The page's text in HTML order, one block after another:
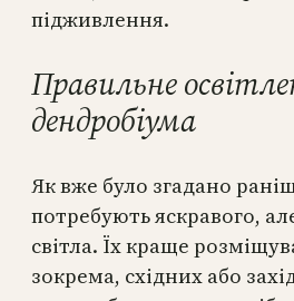
підживлення.
Правильне
дендробіума
Як вже було згадано
потребують яскравого,
світла. Їх краще
зокрема, східних або